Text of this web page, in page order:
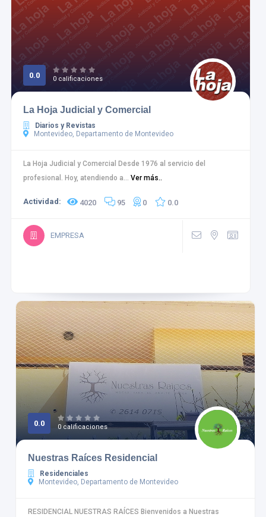
0.0 0 calificaciones
La Hoja Judicial y Comercial
Diarios y Revistas
Montevideo, Departamento de Montevideo
La Hoja Judicial y Comercial Desde 1976 al servicio del
profesional. Hoy, atendiendo a... Ver más..
Actividad: 4020 95 0 0.0
EMPRESA
0.0 0 calificaciones
Nuestras Raíces Residencial
Residenciales
Montevideo, Departamento de Montevideo
RESIDENCIAL NUESTRAS RAÍCES Bienvenidos a Nuestras